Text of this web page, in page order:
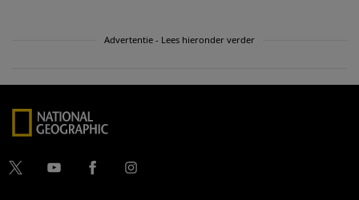
Advertentie - Lees hieronder verder